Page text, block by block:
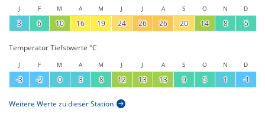
J F M A M J J A S O N D
3 6 10 16 19 24 26 26 20 14 8 5
Temperatur Tiefstwerte °C
J F M A M J J A S O N D
-3 -2 0 3 8 12 13 13 9 5 1 -1
Weitere Werte zu dieser Station